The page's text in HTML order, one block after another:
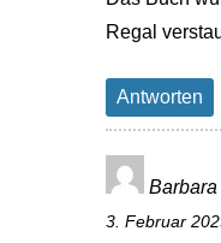
Regal
Antworten
Barbara
3. Februar